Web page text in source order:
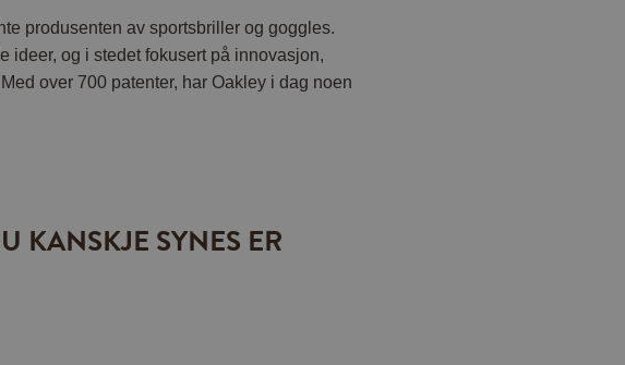
produsenten av sportsbriller og goggles.
ideer, og i stedet fokusert på innovasjon,
over 700 patenter, har Oakley i dag noen
KANSKJE SYNES ER